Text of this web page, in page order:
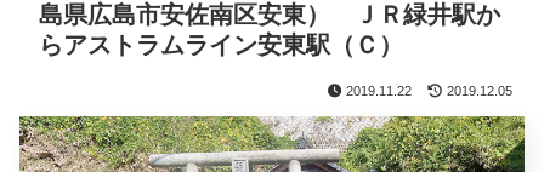
島県広島市安佐南区安東） ＪＲ緑井駅か
らアストラムライン安東駅（Ｃ）
2019.11.22 2019.12.05